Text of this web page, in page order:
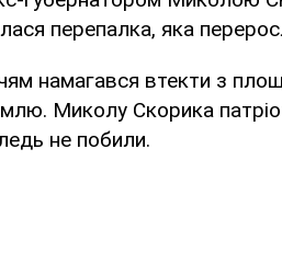
перепалка, яка
намагався втекти з
Миколу Скорика
ледь не побили.